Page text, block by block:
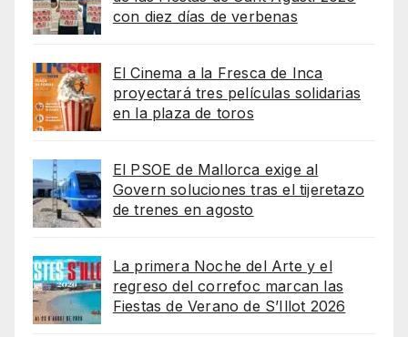
con diez días de verbenas
El Cinema a la Fresca de Inca
proyectará tres películas solidarias
en la plaza de toros
El PSOE de Mallorca exige al
Govern soluciones tras el tijeretazo
de trenes en agosto
La primera Noche del Arte y el
regreso del correfoc marcan las
Fiestas de Verano de S’Illot 2026